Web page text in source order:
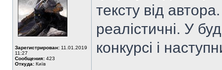
Зарегистрирован: 11.01.2019
11:27
Сообщения: 423
Откуда: Київ
тексту від
реалістичні. У
конкурсі і